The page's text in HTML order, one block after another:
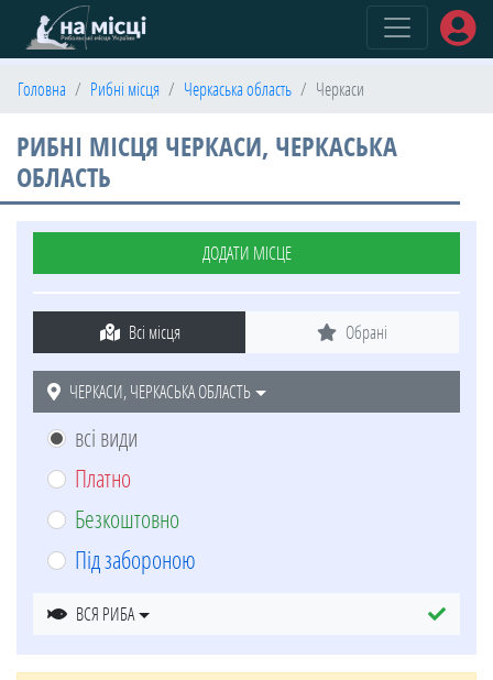
Головна Рибні місця Черкаська область Черкаси
РИБНІ МІСЦЯ ЧЕРКАСИ, ЧЕРКАСЬКА
ОБЛАСТЬ
ДОДАТИ МІСЦЕ
Всі місця Обрані
ЧЕРКАСИ, ЧЕРКАСЬКА ОБЛАСТЬ
всі види
Платно
Безкоштовно
Під забороною
ВСЯ РИБА